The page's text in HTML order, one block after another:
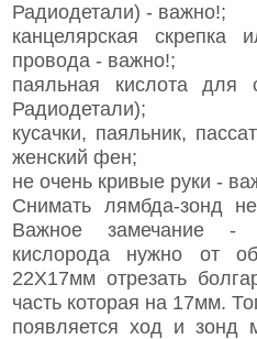
Радиодетали) - важно!;
канцелярская скрепка
провода - важно!;
паяльная кислота для
Радиодетали);
кусачки, паяльник,
женский фен;
не очень кривые руки -
Снимать лямбда-зонд
Важное замечание -
кислорода нужно от
22Х17мм отрезать
часть которая на 17мм.
появляется ход и зонд